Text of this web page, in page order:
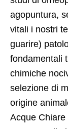
agopuntura,
vitali i nostri
guarire)
fondamentali
chimiche
selezione di
origine
Acque